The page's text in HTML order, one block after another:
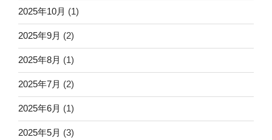
2025年10月 (1)
2025年9月 (2)
2025年8月 (1)
2025年7月 (2)
2025年6月 (1)
2025年5月 (3)